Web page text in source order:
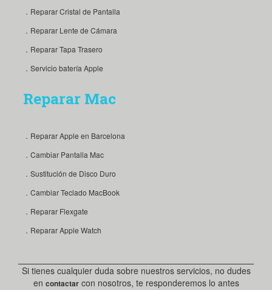
．Reparar Cristal de Pantalla
．Reparar Lente de Cámara
．Reparar Tapa Trasero
．Servicio batería Apple
Reparar Mac
．Reparar Apple en Barcelona
．Cambiar Pantalla Mac
．Sustitución de Disco Duro
．Cambiar Teclado MacBook
．Reparar Flexgate
．Reparar Apple Watch
Si tienes cualquier duda sobre nuestros servicios, no dudes
en contactarcon nosotros, te responderemos lo antes